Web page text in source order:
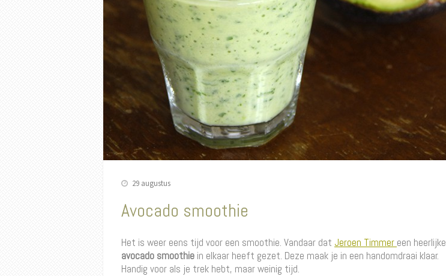
29 augustus
Avocado smoothie
Het is weer eens tijd voor een smoothie. Vandaar dat Jeroen Timmer een heerlijke
avocado smoothie in elkaar heeft gezet. Deze maak je in een handomdraai klaar.
Handig voor als je trek hebt, maar weinig tijd.